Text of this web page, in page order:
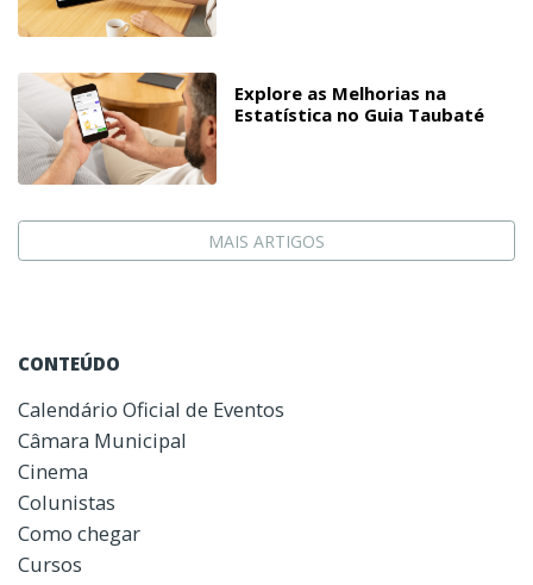
Explore as Melhorias na
Estatística no Guia Taubaté
MAIS ARTIGOS
CONTEÚDO
Calendário Oficial de Eventos
Câmara Municipal
Cinema
Colunistas
Como chegar
Cursos